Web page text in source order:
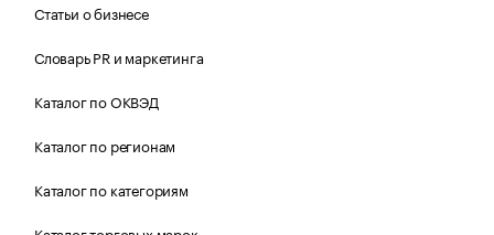
Статьи о бизнесе
Словарь PR и маркетинга
Каталог по ОКВЭД
Каталог по регионам
Каталог по категориям